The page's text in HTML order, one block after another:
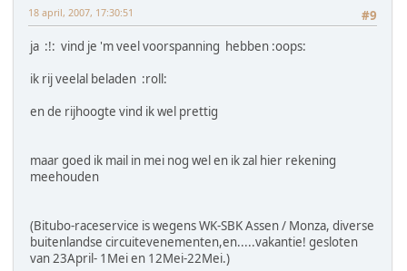
#9
18 april, 2007, 17:30:51
ja :!: vind je 'm veel voorspanning hebben :oops:
ik rij veelal beladen :roll:
en de rijhoogte vind ik wel prettig
maar goed ik mail in mei nog wel en ik zal hier rekening
meehouden
(Bitubo-raceservice is wegens WK-SBK Assen / Monza, diverse
buitenlandse circuitevenementen,en.....vakantie! gesloten
van 23April- 1Mei en 12Mei-22Mei.)